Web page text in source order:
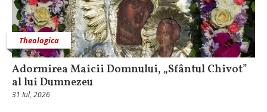
Theologica
Adormirea Maicii Domnului, „Sfântul Chivot”
al lui Dumnezeu
31 Iul, 2026